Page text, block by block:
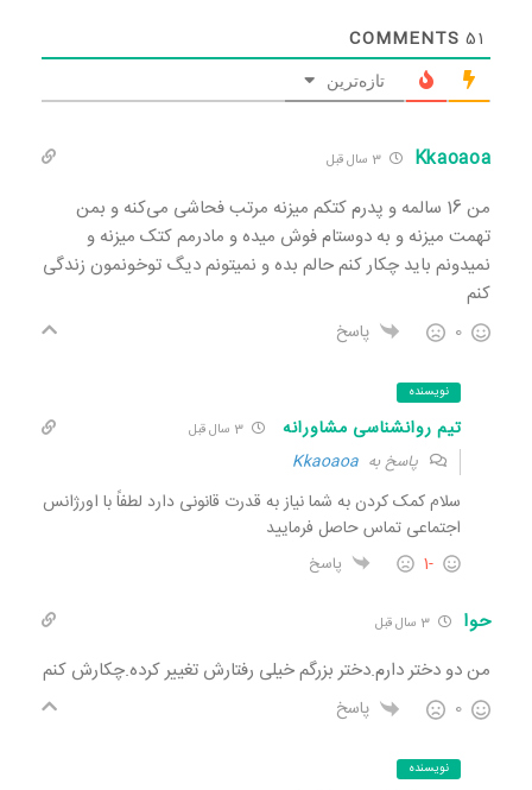
51
COMMENTS
تازه‌ترین
Kkaoaoa 3 سال قبل
من 16 سالمه و پدرم کتکم میزنه مرتب فحاشی می‌کنه و بمن
تهمت میزنه و به دوستام فوش میده و مادرمم کتک میزنه و
نمیدونم باید چکار کنم حالم بده و نمیتونم دیگ تو‌خونمون زندگی
کنم
0 پاسخ
نویسنده
تیم روانشناسی مشاورانه
پاسخ به Kkaoaoa
سلام کمک کردن به شما نیاز به قدرت قانونی دارد لطفاً با اورژانس
اجتماعی تماس حاصل فرمایید
-1 پاسخ
حوا
من دو دختر دارم.دختر بزرگم خیلی رفتارش تغییر کرده.چکارش کنم
0 پاسخ
نویسنده